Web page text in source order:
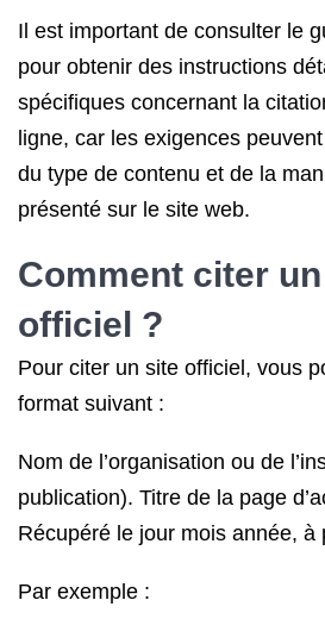
Il est important de consulter le
pour obtenir des instructions
spécifiques concernant la
ligne, car les exigences
du type de contenu et de la
présenté sur le site web.
Comment citer
officiel ?
Pour citer un site officiel, vous
format suivant :
Nom de l’organisation ou de
publication). Titre de la page
Récupéré le jour mois année, à
Par exemple :